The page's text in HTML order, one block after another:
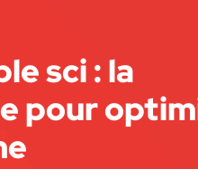
sci : la
pour